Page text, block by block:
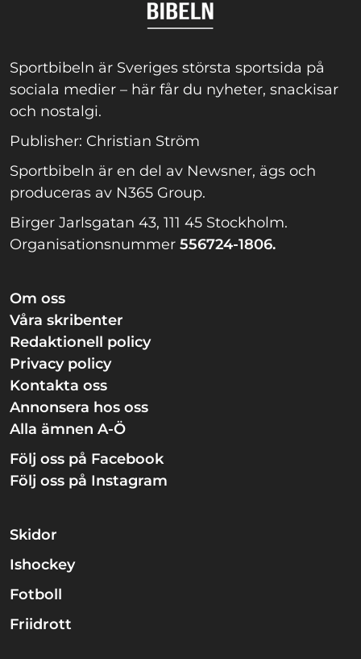
Sportbibeln är Sveriges största sportsida på
sociala medier – här får du nyheter, snackisar
och nostalgi.
Publisher: Christian Ström
Sportbibeln är en del av Newsner, ägs och
produceras av N365 Group.
Birger Jarlsgatan 43, 111 45 Stockholm.
Organisationsnummer 556724-1806.
Om oss
Våra skribenter
Redaktionell policy
Privacy policy
Kontakta oss
Annonsera hos oss
Alla ämnen A-Ö
Följ oss på Facebook
Följ oss på Instagram
Skidor
Ishockey
Fotboll
Friidrott